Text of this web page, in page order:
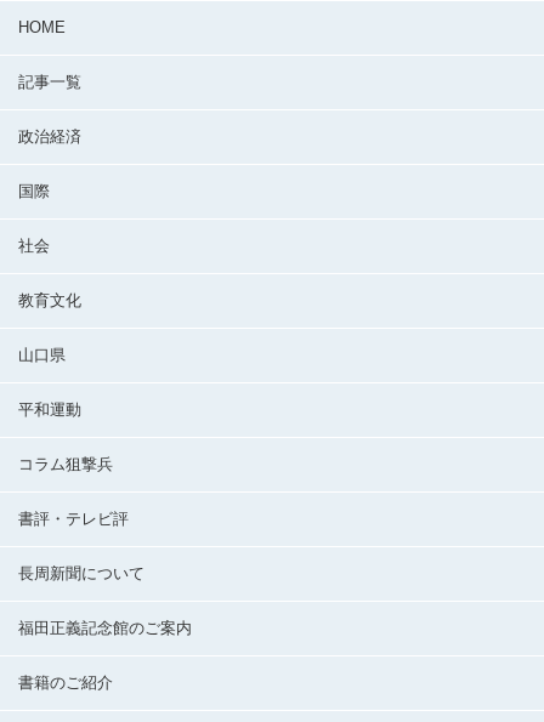
HOME
記事一覧
政治経済
国際
社会
教育文化
山口県
平和運動
コラム狙撃兵
書評・テレビ評
長周新聞について
福田正義記念館のご案内
書籍のご紹介